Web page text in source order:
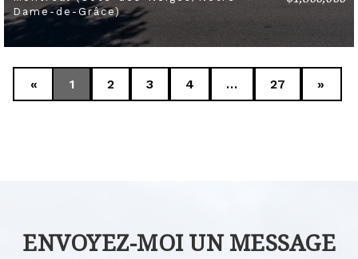
Dame-de-Grâce)
6 BEDS 2 BATHS
« 1 2 3 4 … 27 »
ENVOYEZ-MOI UN MESSAGE